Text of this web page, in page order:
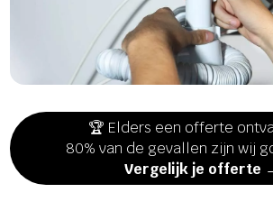
🏆 Elders een offerte
80% van de gevallen zijn wij
Vergelijk je offerte